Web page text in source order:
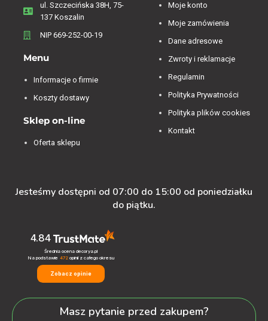
ul. Szczecińska 38H, 75-
137 Koszalin
NIP 669-252-00-19
Menu
Informacje o firmie
Koszty dostawy
Sklep on-line
Oferta sklepu
Moje konto
Moje zamówienia
Dane adresowe
Zwroty i reklamacje
Regulamin
Polityka Prywatności
Polityka plików cookies
Kontakt
Jesteśmy dostępni od 07:00 do 15:00 od poniedziałku
do piątku.
4.84
Średnia ocena decorya.pl
Na podstawie 472opinii z całego okresu
Zobacz opinie
Masz pytanie przed zakupem?